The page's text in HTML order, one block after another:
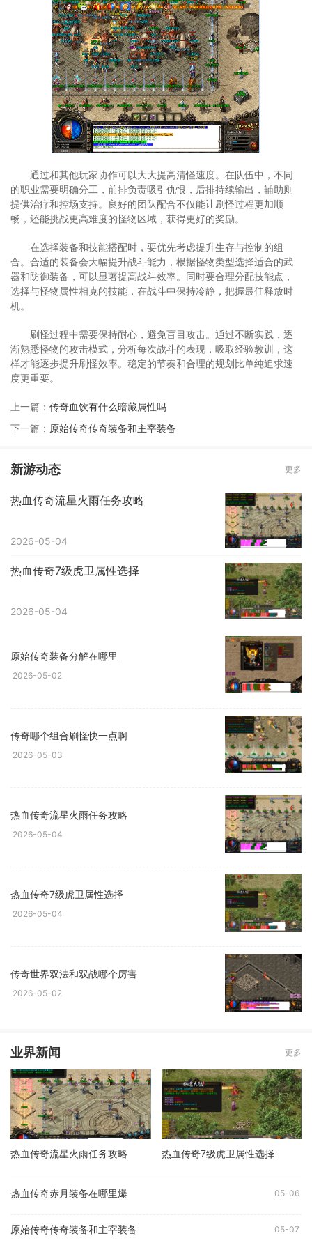
通过和其他玩家协作可以大大提高清怪速度。在队伍中，不同
的职业需要明确分工，前排负责吸引仇恨，后排持续输出，辅助则
提供治疗和控场支持。良好的团队配合不仅能让刷怪过程更加顺
畅，还能挑战更高难度的怪物区域，获得更好的奖励。
在选择装备和技能搭配时，要优先考虑提升生存与控制的组
合。合适的装备会大幅提升战斗能力，根据怪物类型选择适合的武
器和防御装备，可以显著提高战斗效率。同时要合理分配技能点，
选择与怪物属性相克的技能，在战斗中保持冷静，把握最佳释放时
机。
刷怪过程中需要保持耐心，避免盲目攻击。通过不断实践，逐
渐熟悉怪物的攻击模式，分析每次战斗的表现，吸取经验教训，这
样才能逐步提升刷怪效率。稳定的节奏和合理的规划比单纯追求速
度更重要。
上一篇： 传奇血饮有什么暗藏属性吗
下一篇： 原始传奇传奇装备和主宰装备
新游动态 更多
热血传奇流星火雨任务攻略
2026-05-04
热血传奇7级虎卫属性选择
2026-05-04
原始传奇装备分解在哪里
2026-05-02
传奇哪个组合刷怪快一点啊
2026-05-03
热血传奇流星火雨任务攻略
2026-05-04
热血传奇7级虎卫属性选择
2026-05-04
传奇世界双法和双战哪个厉害
2026-05-02
业界新闻 更多
热血传奇流星火雨任务攻略 热血传奇7级虎卫属性选择
热血传奇赤月装备在哪里爆 05-06
原始传奇传奇装备和主宰装备 05-07